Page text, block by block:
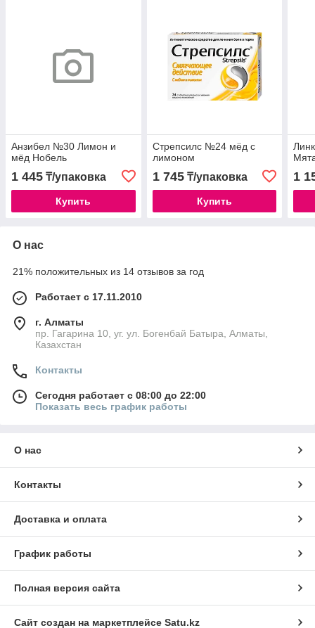
Анзибел №30 Лимон и
мёд Нобель
1 445 ₸/упаковка
Купить
Стрепсилс №24 мёд с
лимоном
1 745₸/упаковка
Купить
1
О нас
21% положительных из 14 отзывов за год
Работает с 17.11.2010
г. Алматы
пр. Гагарина 10, уг. ул. Богенбай Батыра, Алматы,
Казахстан
Контакты
Сегодня работает с 08:00 до 22:00
Показать весь график работы
О нас
Контакты
Доставка и оплата
График работы
Полная версия сайта
Сайт создан на маркетплейсе Satu.kz